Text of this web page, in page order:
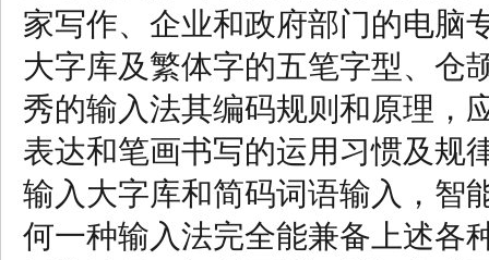
家写作、企业和政府部门的电脑
大字库及繁体字的五笔字型、仓
秀的输入法其编码规则和原理，
表达和笔画书写的运用习惯及规
输入大字库和简码词语输入，智
何一种输入法完全能兼备上述各